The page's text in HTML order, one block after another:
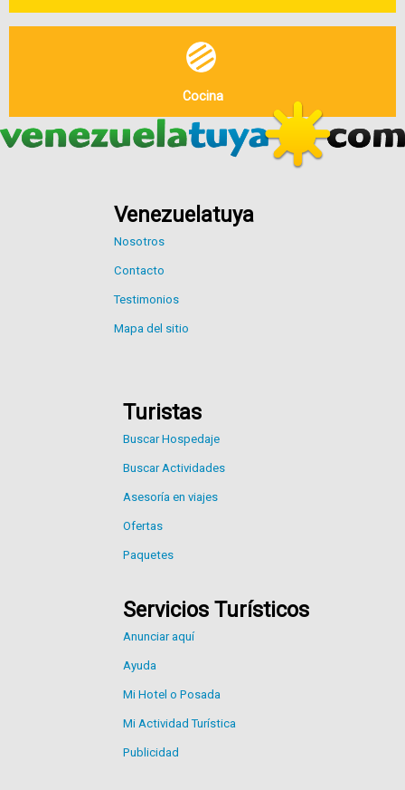
Cocina
Venezuelatuya
Nosotros
Contacto
Testimonios
Mapa del sitio
Turistas
Buscar Hospedaje
Buscar Actividades
Asesoría en viajes
Ofertas
Paquetes
Servicios Turísticos
Anunciar aquí
Ayuda
Mi Hotel o Posada
Mi Actividad Turística
Publicidad